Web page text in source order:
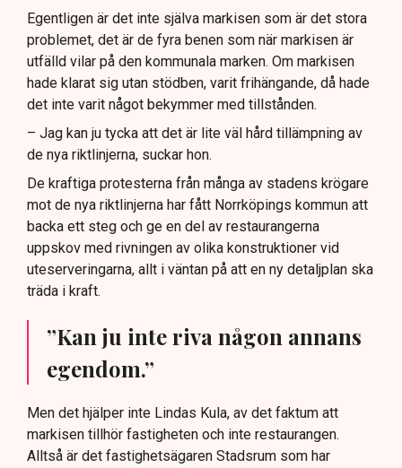
Egentligen är det inte själva markisen som är det stora
problemet, det är de fyra benen som när markisen är
utfälld vilar på den kommunala marken. Om markisen
hade klarat sig utan stödben, varit frihängande, då hade
det inte varit något bekymmer med tillstånden.
– Jag kan ju tycka att det är lite väl hård tillämpning av
de nya riktlinjerna, suckar hon.
De kraftiga protesterna från många av stadens krögare
mot de nya riktlinjerna har fått Norrköpings kommun att
backa ett steg och ge en del av restaurangerna
uppskov med rivningen av olika konstruktioner vid
uteserveringarna, allt i väntan på att en ny detaljplan ska
träda i kraft.
”Kan ju inte riva någon annans
egendom.”
Men det hjälper inte Lindas Kula, av det faktum att
markisen tillhör fastigheten och inte restaurangen.
Alltså är det fastighetsägaren Stadsrum som har